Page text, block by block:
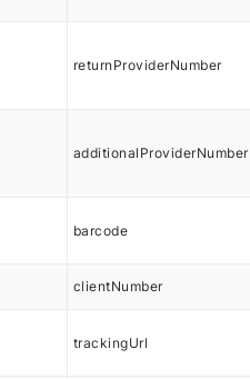
returnProviderNumber
additionalProviderNumber
barcode
clientNumber
trackingUrl